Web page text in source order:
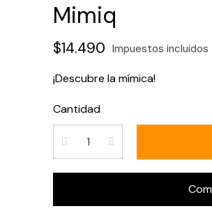
Mimiq
$14.490 Impuestos incluidos
¡Descubre la mímica!
Cantidad